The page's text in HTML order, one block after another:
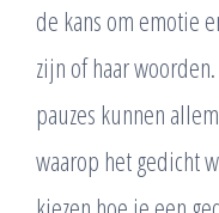
de kans om emotie
zijn of haar
pauzes kunnen
waarop het gedicht